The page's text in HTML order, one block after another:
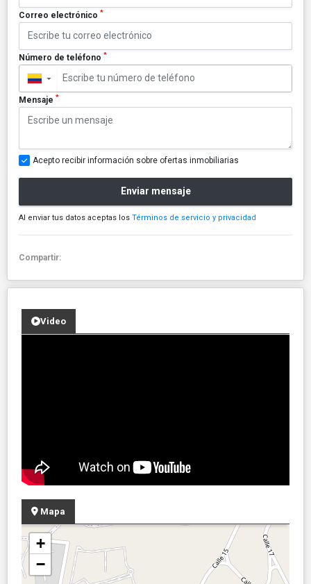
Correo electrónico *
Número de teléfono *
▼
Mensaje *
Acepto recibir información sobre ofertas inmobiliarias
Enviar mensaje
Al enviar tus datos aceptas los Términos de servicio y privacidad
Compartir:
Video
Mapa
+
−